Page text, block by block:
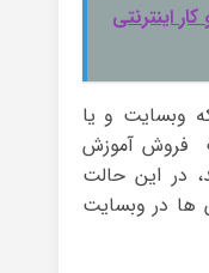
اینترنتی
وبسایت و یا
فروش آموزش
در این حالت
ها در وبسایت